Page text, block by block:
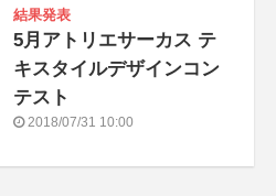
結果発表
5月アトリエサーカス テ
キスタイルデザインコン
テスト
2018/07/31 10:00